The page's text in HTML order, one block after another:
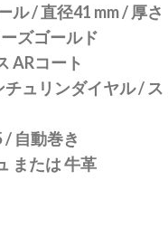
ル / 直径41 mm / 厚さ
ズゴールド
ARコート
ュリンダイヤル / ス
/ 自動巻き
または 牛革